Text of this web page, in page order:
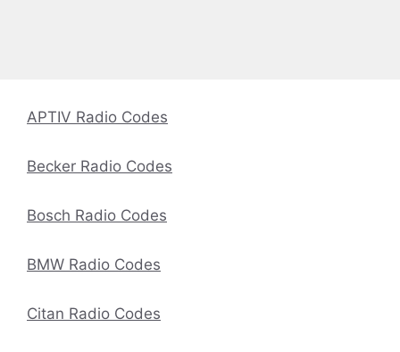
APTIV Radio Codes
Becker Radio Codes
Bosch Radio Codes
BMW Radio Codes
Citan Radio Codes